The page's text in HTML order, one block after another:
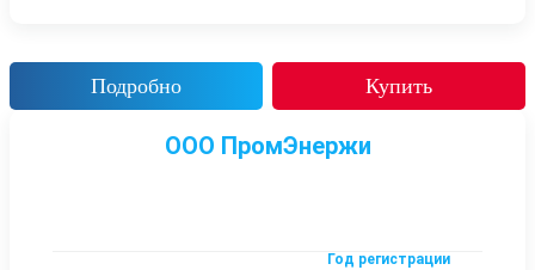
Подробно Купить
ООО ПромЭнержи
Год регистрации